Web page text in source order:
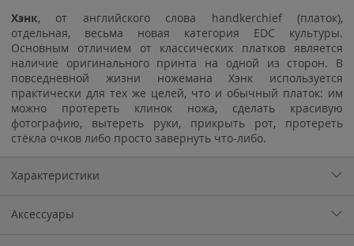
Хэнк, от английского слова handkerchief (платок),
отдельная, весьма новая категория EDC культуры.
Основным отличием от классических платков является
наличие оригинального принта на одной из сторон. В
повседневной жизни ножемана Хэнк используется
практически для тех же целей, что и обычный платок: им
можно протереть клинок ножа, сделать красивую
фотографию, вытереть руки, прикрыть рот, протереть
стёкла очков либо просто завернуть что-либо.
Характеристики
Аксессуары